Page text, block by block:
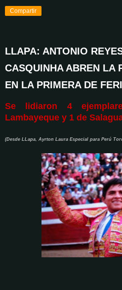
Compartir
LLAPA: ANTONIO
CASQUINHA ABREN LA
EN LA PRIMERA DE
Se lidiaron 4
Lambayeque y 1 de
(Desde LLapa, Ayrton Laura Especial para Perú